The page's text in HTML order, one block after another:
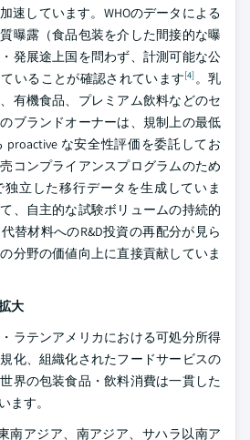
速しています。WHOのデータによる
曝露（食品包装を介した間接的な曝
発展途上国を問わず、計測可能な公
いることが確認されています[4]。乳
有機食品、プレミアム飲料などのセ
ブランドオーナーは、規制上の最低
な安全性評価を委託してお
コンプライアンスプログラムのため
立した移行データを生成していま
、自主的な試験ボリュームの持続的
替材料へのR&D投資の再配分が見ら
分野の価値向上に直接貢献していま
大
ラテンアメリカにおける可処分所得
化、組織化されたフードサービスの
界の包装食品・飲料消費は一貫した
ます。
南アジア、南アジア、サハラ以南ア